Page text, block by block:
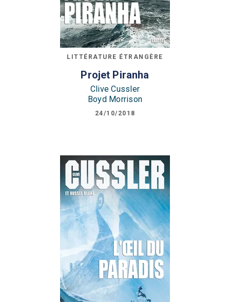
LITTÉRATURE ÉTRANGÈRE
Projet Piranha
Clive Cussler
Boyd Morrison
24/10/2018